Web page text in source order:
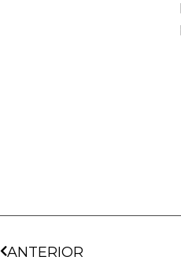
ANTERIOR